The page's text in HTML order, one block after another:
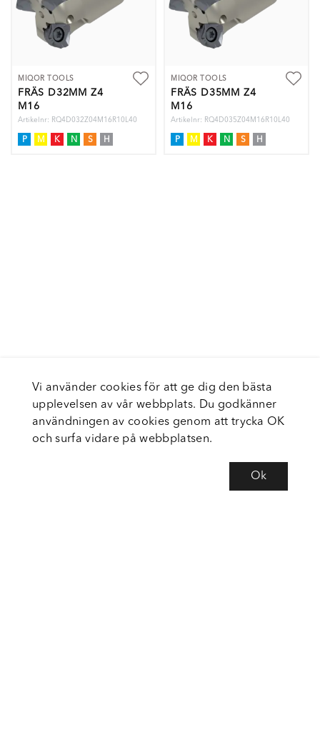
MIQOR TOOLS
FRÄS D32MM Z4
M16
Artikelnr: RQ4D032Z04M16R10L40
P M K N S H
MIQOR TOOLS
FRÄS D35MM Z4
M16
Artikelnr: RQ4D035Z04M16R10L40
P M K N S H
Vi använder cookies för att ge dig den bästa
upplevelsen av vår webbplats. Du godkänner
användningen av cookies genom att trycka OK
och surfa vidare på webbplatsen.
Ok